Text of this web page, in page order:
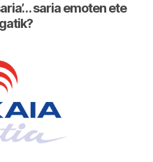
saria emoten ete